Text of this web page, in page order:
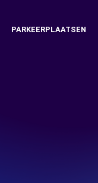
PARKEERPLAATSEN